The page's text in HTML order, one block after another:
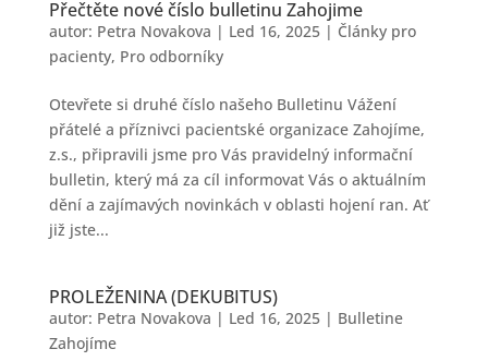
Přečtěte nové číslo bulletinu Zahojime
autor: Petra Novakova | Led 16, 2025| Články pro
pacienty, Pro odborníky
Otevřete si druhé číslo našeho Bulletinu Vážení
přátelé a příznivci pacientské organizace Zahojíme,
z.s., připravili jsme pro Vás pravidelný informační
bulletin, který má za cíl informovat Vás o aktuálním
dění a zajímavých novinkách v oblasti hojení ran. Ať
již jste...
PROLEŽENINA (DEKUBITUS)
autor: Petra Novakova | Led 16, 2025| Bulletine
Zahojíme